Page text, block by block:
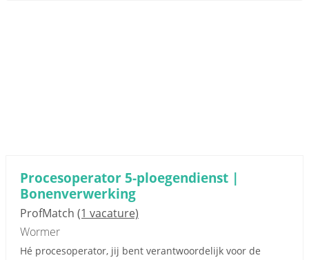
Procesoperator 5-ploegendienst |
Bonenverwerking
ProfMatch (1 vacature)
Wormer
Hé procesoperator, jij bent verantwoordelijk voor de